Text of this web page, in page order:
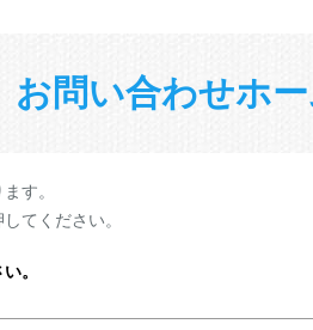
お問い合わせホ
す。
てください。
。